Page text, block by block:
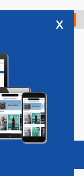
Check in
Vacatures
x